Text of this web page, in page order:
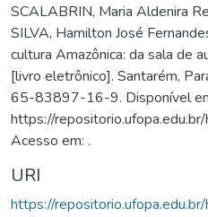
SCALABRIN, Maria Aldenira
SILVA, Hamilton José
cultura Amazônica: da sala de
[livro eletrônico]. Santarém,
65-83897-16-9. Disponível
https://
Acesso em: .
URI
https://